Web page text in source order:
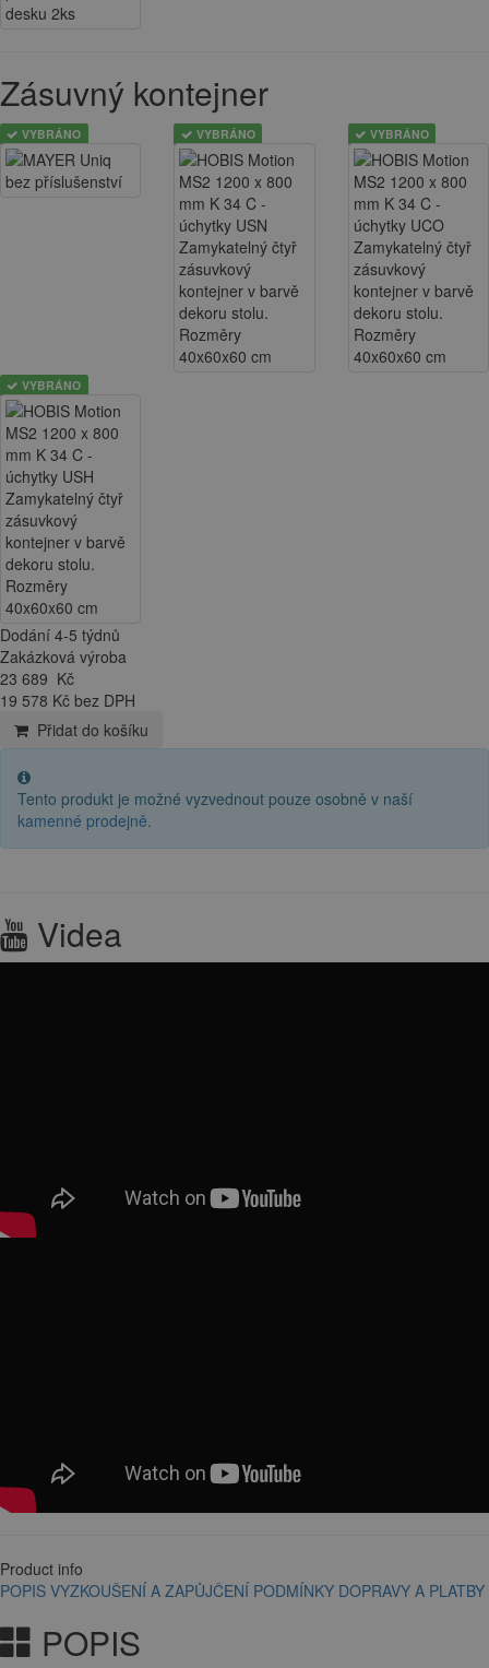
Zásuvný kontejner
VYBRÁNO VYBRÁNO VYBRÁNO
VYBRÁNO
Dodání 4-5 týdnů
Zakázková výroba
23 689 Kč
19 578 Kč bez DPH
Přidat do košíku
Tento produkt je možné vyzvednout pouze osobně v naší
kamenné prodejně.
Videa
Product info
POPIS VYZKOUŠENÍ A ZAPŮJČENÍ PODMÍNKY DOPRAVY A PLATBY
POPIS